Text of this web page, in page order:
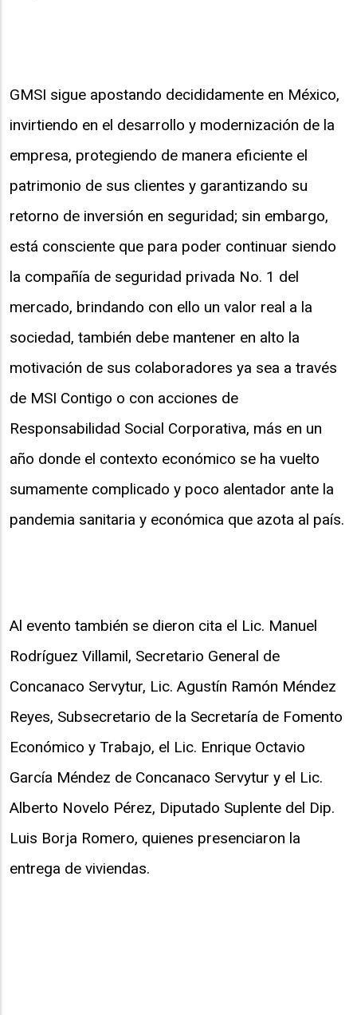
GMSI sigue apostando decididamente en México,
invirtiendo en el desarrollo y modernización de la
empresa, protegiendo de manera eficiente el
patrimonio de sus clientes y garantizando su
retorno de inversión en seguridad; sin embargo,
está consciente que para poder continuar siendo
la compañía de seguridad privada No. 1 del
mercado, brindando con ello un valor real a la
sociedad, también debe mantener en alto la
motivación de sus colaboradores ya sea a través
de MSI Contigo o con acciones de
Responsabilidad Social Corporativa, más en un
año donde el contexto económico se ha vuelto
sumamente complicado y poco alentador ante la
pandemia sanitaria y económica que azota al país.
Al evento también se dieron cita el Lic. Manuel
Rodríguez Villamil, Secretario General de
Concanaco Servytur, Lic. Agustín Ramón Méndez
Reyes, Subsecretario de la Secretaría de Fomento
Económico y Trabajo, el Lic. Enrique Octavio
García Méndez de Concanaco Servytur y el Lic.
Alberto Novelo Pérez, Diputado Suplente del Dip.
Luis Borja Romero, quienes presenciaron la
entrega de viviendas.